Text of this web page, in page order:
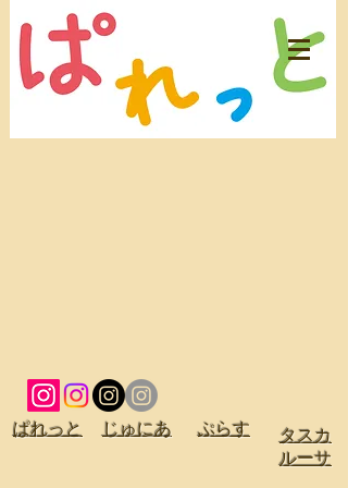
ぱれっと じゅにあ ぷらす
タスカ
ルーサ